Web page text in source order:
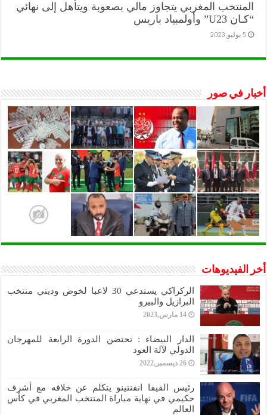
المنتخب المغربي يتجاوز مالي بصعوبة ويتأهل إلى نهائي
“كـان U23” وأولمبياد باريس
5 يوليو,2023
أخبار في صور
أخر الفيديوهات
الركراكي يستدعي 30 لاعبا لخوض وديتي منتخب
البرازيل والبيرو
14 مارس,2023
الدار البيضاء : تحتضن الدورة الرابعة للمهرجان
الدولي لآلة العود
26 ديسمبر,2022
رئيس الفيفا انفنتينو يتكلم عن خلافه مع أشرف
حكيمي في نهاية مباراة المنتخب المغربي في كأس
العالم